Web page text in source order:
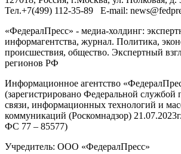
Тел.+7(499) 112-35-89 E-mail:
«ФедералПресс» - медиа-холдинг:
информагентства, журнал. Политика,
происшествия, общество. Экспертный
регионов РФ
Информационное агентство
(зарегистрировано Федеральной службой
связи, информационных технологий и
коммуникаций (Роскомнадзор)
ФС 77 – 85577)
Учредитель: ООО «ФедералПресс»